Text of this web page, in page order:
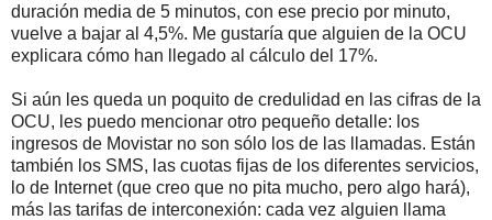
duración media de 5 minutos, con ese precio por minuto,
vuelve a bajar al 4,5%. Me gustaría que alguien de la OCU
explicara cómo han llegado al cálculo del 17%.
Si aún les queda un poquito de credulidad en las cifras de la
OCU, les puedo mencionar otro pequeño detalle: los
ingresos de Movistar no son sólo los de las llamadas. Están
también los SMS, las cuotas fijas de los diferentes servicios,
lo de Internet (que creo que no pita mucho, pero algo hará),
más las tarifas de interconexión: cada vez alguien llama